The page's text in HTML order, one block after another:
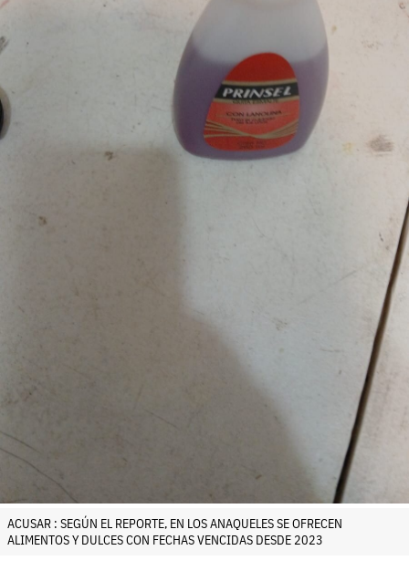
ACUSAR : SEGÚN EL REPORTE, EN LOS ANAQUELES SE OFRECEN
ALIMENTOS Y DULCES CON FECHAS VENCIDAS DESDE 2023